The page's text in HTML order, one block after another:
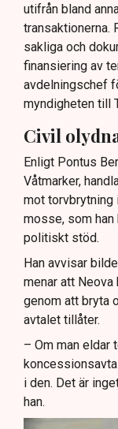
utifrån bland
transaktionerna.
sakliga och
finansiering av
avdelningschef
myndigheten till
Civil
Enligt Pontus
Våtmarker,
mot torvbrytning
mosse, som han
politiskt stöd.
Han avvisar
menar att
genom att bryta
avtalet tillåter.
– Om man eldar
i den. Det är
han.